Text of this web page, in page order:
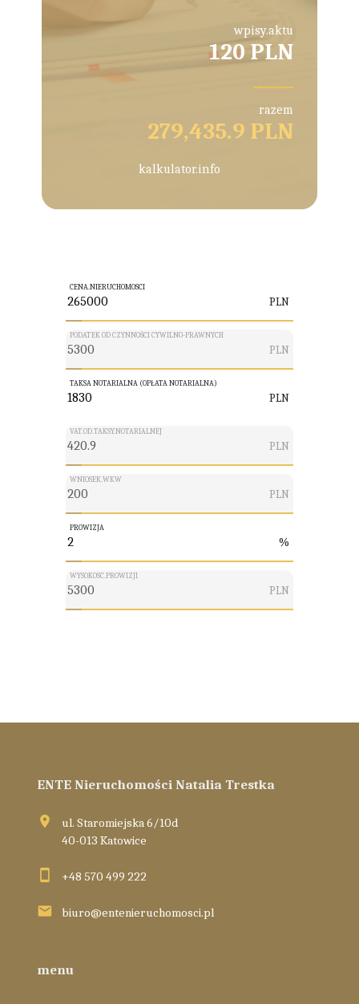
wpisy.aktu
120 PLN
razem
279,435.9 PLN
kalkulator.info
CENA.NIERUCHOMOSCI
PLN
PODATEK OD CZYNNOŚCI CYWILNO-PRAWNYCH
PLN
TAKSA NOTARIALNA (OPŁATA NOTARIALNA)
PLN
VAT.OD.TAKSY.NOTARIALNEJ
PLN
WNIOSEK.WKW
PLN
PROWIZJA
%
WYSOKOSC.PROWIZJI
PLN
ENTE Nieruchomości Natalia Trestka
ul. Staromiejska 6/10d
40-013 Katowice
+48 570 499 222
biuro@entenieruchomosci.pl
menu